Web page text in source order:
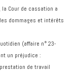
, la Cour de cassation a
dommages et intérêts
(affaire n° 23-
un préjudice :
de travail